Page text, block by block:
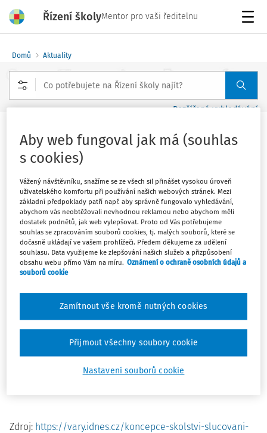
Řízení školyMentor pro vaši ředitelnu
Domů Aktuality
Rozšířené vyhledávání
Krajská koncepce školství čelí kritice,
ředitelé se obávají rušení oborů
Vydáno :
24. 5. 2018
1 minuta čtení
Zdroj:iDnes.cz
Vlnu znepokojení vyvolala na některých středních
školách koncepce, se kterou přišel krajský radní pro
školství Jaroslav Bradáč. Návrh počítá s tím, že školy
sníží, či naopak zvýší počet přijímaných žáků, jiné
Krajský radní pro školství Jaroslav Bradáč uklidňuje tím, že
koncepce je pouze návrhem, který čekají jednání. Jaká
jsou další pro a proti si můžete přečíst v článku o krajské
koncepci školství.
Zdroj: https://vary.idnes.cz/koncepce-skolstvi-slucovani-
Aby web fungoval jak má (souhlas
s cookies)
Vážený návštěvníku, snažíme se ze všech sil přinášet vysokou úroveň
uživatelského komfortu při používání našich webových stránek. Mezi
základní předpoklady patří např. aby správně fungovalo vyhledávání,
abychom vás neobtěžovali nevhodnou reklamou nebo abychom měli
dostatek podnětů, jak web vylepšovat. Proto od Vás potřebujeme
souhlas se zpracováním souborů cookies, tj. malých souborů, které se
dočasně ukládají ve vašem prohlížeči. Předem děkujeme za udělení
souhlasu. Data využijeme ke zlepšování našich služeb a přizpůsobení
obsahu webu přímo Vám na míru. Oznámení o ochraně osobních údajů a
souborů cookie
Nastavení souborů cookie
Zamítnout vše kromě nutných cookies
Přijmout všechny soubory cookie